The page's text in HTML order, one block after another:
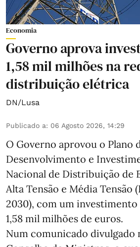
Economia
Governo aprova
1,58 mil milhões na
distribuição elétrica
DN/Lusa
Publicado a: 06 Agosto 2026, 14:29
O Governo aprovou o Plano
Desenvolvimento e
Nacional de Distribuição de
Alta Tensão e Média Tensão
2030), com um
1,58 mil milhões de euros.
Num comunicado divulgado